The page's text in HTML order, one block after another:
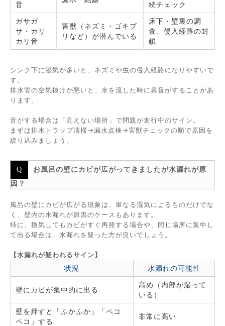
音
続チェック
ガサガ
サ・カリ
カリ音
害獣（ネズミ・ゴキブ
リなど）が潜んでいる
床下・壁裏の調
査、侵入経路の封
鎖
シンク下に湿気が多いと、ネズミや虫の侵入経路になりやすいで
す。
排水管の空気抜けが悪いと、水を流した時に異音がすることがあ
ります。
音がする場合は「見えない場所」で問題が進行中のサイン。
まずは排水トラップ清掃→漏水点検→害獣チェックの順で原因を
絞り込みましょう。
お風呂の壁にカビが広がってきましたが水漏れが原
因？
風呂の壁にカビが広がる現象は、単なる湿気によるものだけでな
く、壁内の水漏れが原因のケースもあります。
特に、換気してもカビがすぐ再発する場合や、同じ場所に集中し
て出る場合は、水漏れを疑った方が良いでしょう。
【水漏れが疑われるサイン】
状況 水漏れの可能性
壁にカビが集中的に出る
高め（内部が湿って
いる）
壁を押すと「ふかふか」「ペコ
ペコ」する
非常に高い